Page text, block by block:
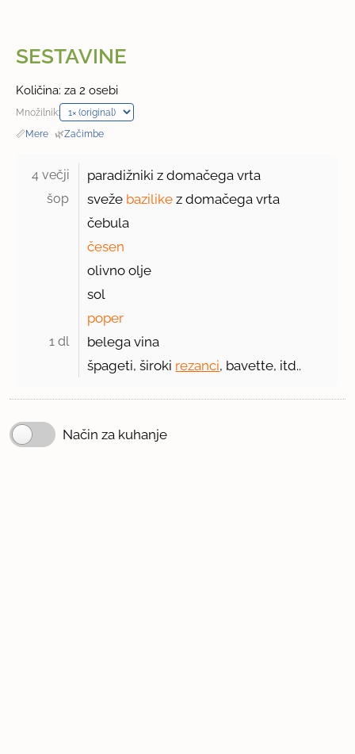
SESTAVINE
Količina: za 2 osebi
Množilnik:
📏Mere · 🌿Začimbe
4 večji paradižniki z domačega vrta
šop sveže bazilike z domačega vrta
čebula
česen
olivno olje
sol
poper
1 dl
belega vina
špageti, široki rezanci, bavette, itd..
Način za kuhanje